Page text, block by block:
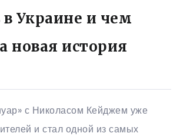
в Украине и чем
новая история
с Николасом Кейджем уже
и стал одной из самых